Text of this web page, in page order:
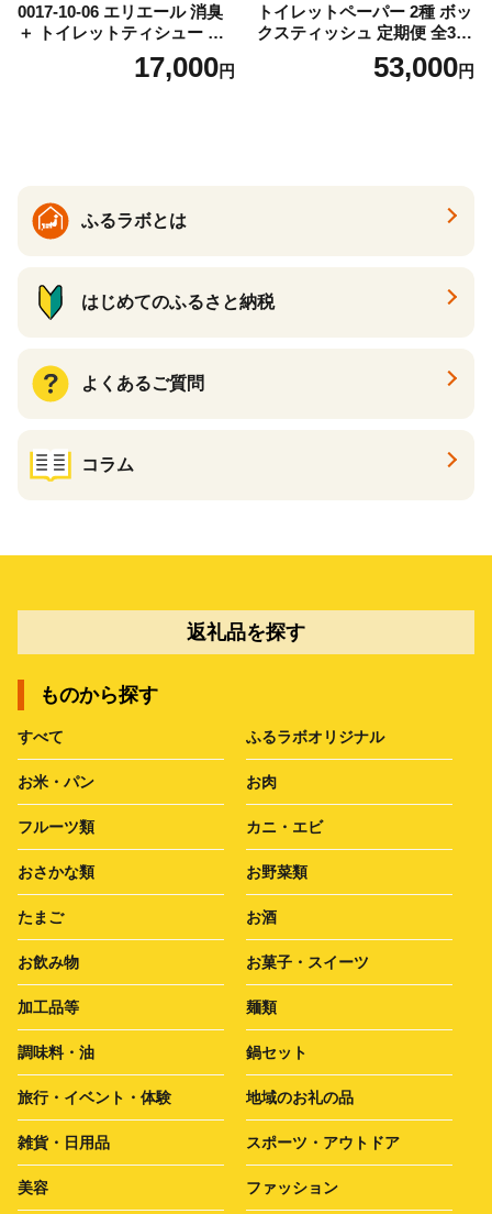
0017-10-06 エリエール 消臭
＋ トイレットティシュー し
っかり香るフレッシュクリア
の香り ダブル 12ロール×6パ
17,000円
トイレットペーパー 2種 ボッ
クスティッシュ 定期便 全3
回 日本製 まとめ買い 防災
常備品 日用雑貨 消耗品 生活
53,000円
ふるラボとは
はじめてのふるさと納税
よくあるご質問
コラム
返礼品を探す
ものから探す
すべて ふるラボオリジナル
お米・パン お肉
フルーツ類 カニ・エビ
おさかな類 お野菜類
たまご お酒
お飲み物 お菓子・スイーツ
加工品等 麺類
調味料・油 鍋セット
旅行・イベント・体験 地域のお礼の品
雑貨・日用品 スポーツ・アウトドア
美容 ファッション